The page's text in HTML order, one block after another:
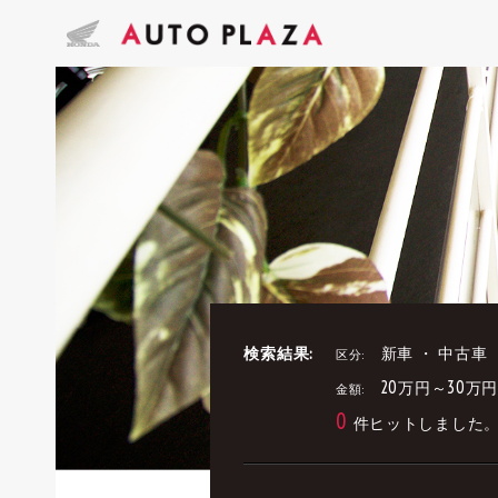
検索結果: 区分: 新車 ・ 中古車
金額: 20万円～30万
0 件ヒットしました。